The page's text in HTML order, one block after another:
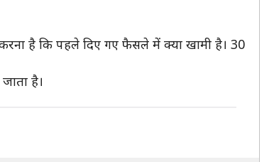
करना है कि पहले दिए गए फैसले में क्या खामी है। 30
है।